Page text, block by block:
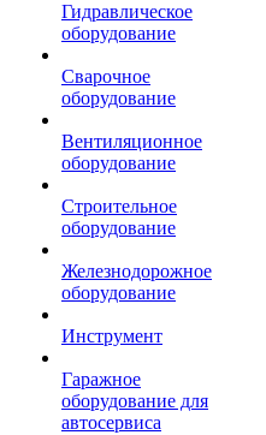
Гидравлическое
оборудование
Сварочное
оборудование
Вентиляционное
оборудование
Строительное
оборудование
Железнодорожное
оборудование
Инструмент
Гаражное
оборудование для
автосервиса